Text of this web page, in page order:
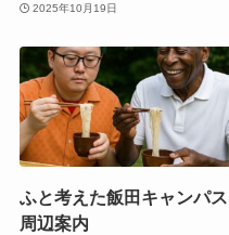
2025年10月19日
ふと考えた飯田キャンパス
周辺案内